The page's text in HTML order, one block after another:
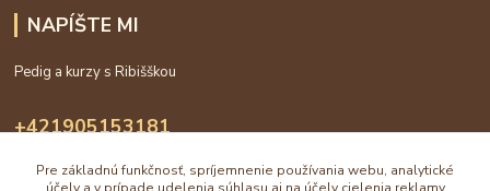
NAPÍŠTE MI
Pedig a kurzy s Ribišškou
+421905153181
Pre základnú funkčnosť, spríjemnenie používania webu, analytické